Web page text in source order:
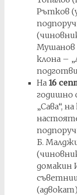
Рътков
Мушанов
клона –
На 16
годишно
„Сава“,
Б.
домакин